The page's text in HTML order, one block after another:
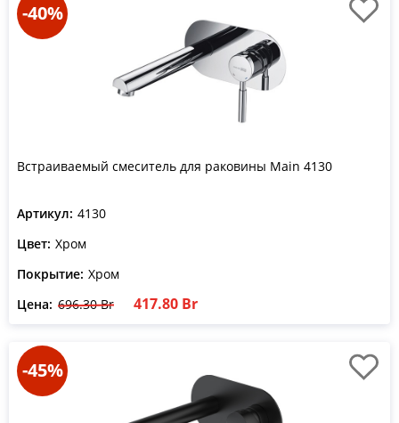
-40%
Встраиваемый смеситель для раковины Main 4130
Артикул: 4130
Цвет: Хром
Покрытие: Хром
Цена: 696.30 Br 417.80 Br
-45%